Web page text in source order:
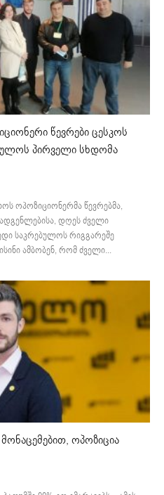
წევრები ცესკოს
პირველი სხდომა
ოპოზიციონერმა წევრებმა,
დღეს ძველი
საკრებულოს რიგგარეშე
ამბობენ, რომ ძველი...
ოპოზიცია